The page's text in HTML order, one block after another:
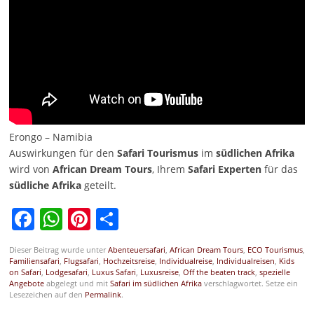
Erongo – Namibia
Auswirkungen für den Safari Tourismusim südlichen Afrika
wird von African Dream Tours, Ihrem Safari Experten für das
südliche Afrikageteilt.
Facebook
WhatsApp
Pinterest
Teilen
Dieser Beitrag wurde unterAbenteuersafari African Dream Tours, ECO Tourismus,
Familiensafari Flugsafari Hochzeitsreise, Individualreise, Individualreisen Kids
on Safari Lodgesafari Luxus Safari Luxusreise, Off the beaten track, spezielle
Angeboteabgelegt und mit Safari im südlichen Afrikaverschlagwortet. Setze ein
Lesezeichen auf den Permalink.